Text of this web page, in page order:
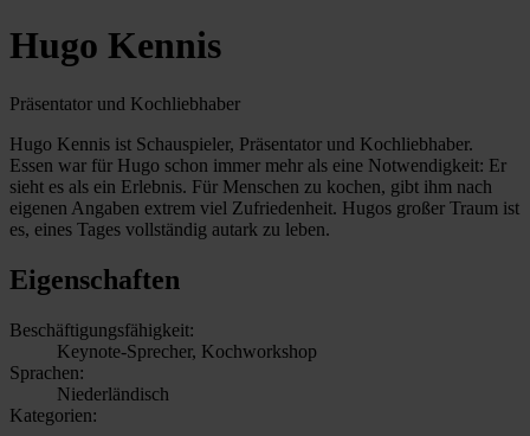
Hugo Kennis
Präsentator und Kochliebhaber
Hugo Kennis ist Schauspieler, Präsentator und Kochliebhaber.
Essen war für Hugo schon immer mehr als eine Notwendigkeit: Er
sieht es als ein Erlebnis. Für Menschen zu kochen, gibt ihm nach
eigenen Angaben extrem viel Zufriedenheit. Hugos großer Traum ist
es, eines Tages vollständig autark zu leben.
Eigenschaften
Beschäftigungsfähigkeit:
Keynote-Sprecher, Kochworkshop
Sprachen:
Niederländisch
Kategorien: